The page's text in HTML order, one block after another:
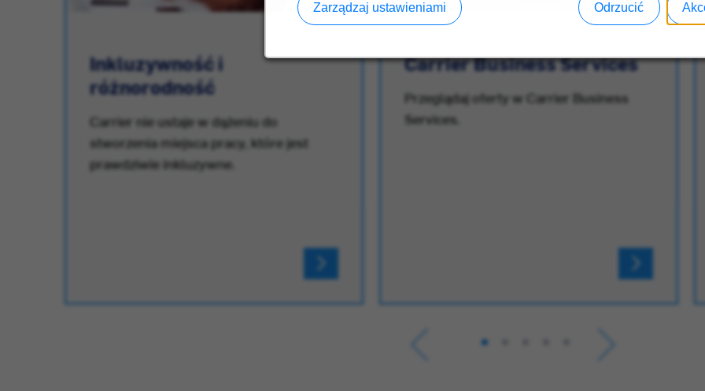
Odrzucić
Zarządzaj ustawieniami
Inkluzywność i
różnorodność
Carrier nie ustaje w dążeniu do
stworzenia miejsca pracy, które jest
prawdziwie inkluzywne.
Carrier Business Services
Przeglądaj oferty w Carrier Business
Services.